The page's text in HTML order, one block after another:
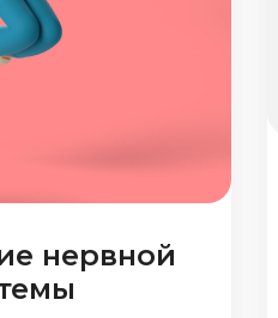
нервной